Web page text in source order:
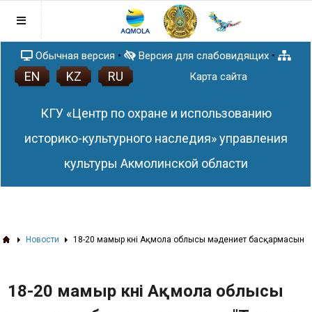
Главная
Правовая база
Раскрытие понятия и содержания
Закона Республики Казахстан от 18
ноября 2015 года № 410-V ЗРК «О
План работы
Новости
ЗD тур по сакральным объектам
Статьи
Обычная версия • Версия для слабовидящих•
Карта сайта
EN KZ RU
КГУ «Центр по охране и использованию
историко-культурного наследия» управления
культуры Акмолинской области
Новости 18-20 мамыр күні Ақмола облысы мәдениет
18-20 мамыр күні Ақмола облысы